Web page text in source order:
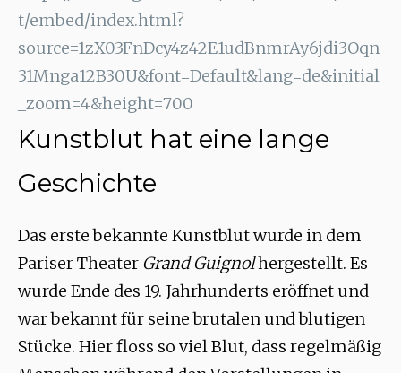
t/embed/index.html?
source=1zX03FnDcy4z42E1udBnmrAy6jdi3Oqn
31Mnga12B30U&font=Default&lang=de&initial
_zoom=4&height=700
Kunstblut hat eine lange
Geschichte
Das erste bekannte Kunstblut wurde in dem
Pariser Theater Grand Guignolhergestellt. Es
wurde Ende des 19. Jahrhunderts eröffnet und
war bekannt für seine brutalen und blutigen
Stücke. Hier floss so viel Blut, dass regelmäßig